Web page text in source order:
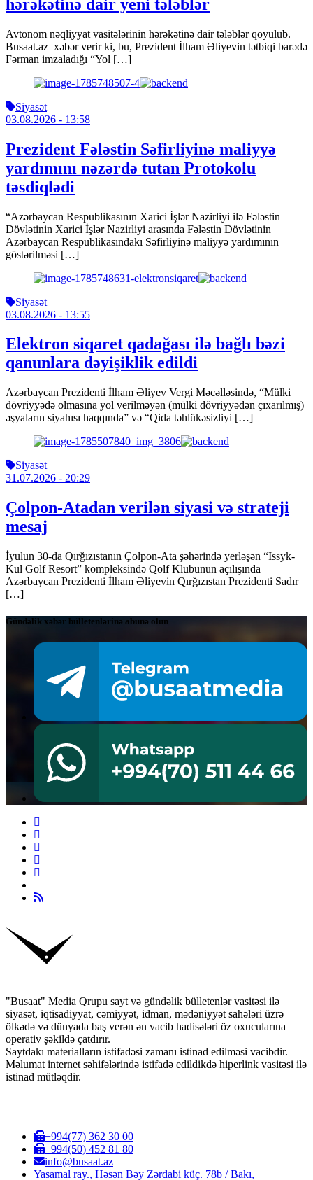
hərəkətinə dair yeni tələblər
Avtonom nəqliyyat vasitələrinin hərəkətinə dair tələblər qoyulub.
Busaat.az xəbər verir ki, bu, Prezident İlham Əliyevin tətbiqi barədə
Fərman imzaladığı “Yol […]
Siyasət
03.08.2026 - 13:58
Prezident Fələstin Səfirliyinə maliyyə
yardımını nəzərdə tutan Protokolu
təsdiqlədi
“Azərbaycan Respublikasının Xarici İşlər Nazirliyi ilə Fələstin
Dövlətinin Xarici İşlər Nazirliyi arasında Fələstin Dövlətinin
Azərbaycan Respublikasındakı Səfirliyinə maliyyə yardımının
göstərilməsi […]
Siyasət
03.08.2026 - 13:55
Elektron siqaret qadağası ilə bağlı bəzi
qanunlara dəyişiklik edildi
Azərbaycan Prezidenti İlham Əliyev Vergi Məcəlləsində, “Mülki
dövriyyədə olmasına yol verilməyən (mülki dövriyyədən çıxarılmış)
əşyaların siyahısı haqqında” və “Qida təhlükəsizliyi […]
Siyasət
31.07.2026 - 20:29
Çolpon-Atadan verilən siyasi və strateji
mesaj
İyulun 30-da Qırğızıstanın Çolpon-Ata şəhərində yerləşən “Issyk-
Kul Golf Resort” kompleksində Qolf Klubunun açılışında
Azərbaycan Prezidenti İlham Əliyevin Qırğızıstan Prezidenti Sadır
[…]
Gündəlik xəbər bülletenlərinə abunə olun
"Busaat" Media Qrupu sayt və gündəlik bülletenlər vasitəsi ilə
siyasət, iqtisadiyyat, cəmiyyət, idman, mədəniyyət sahələri üzrə
ölkədə və dünyada baş verən ən vacib hadisələri öz oxucularına
operativ şəkildə çatdırır.
Saytdakı materialların istifadəsi zamanı istinad edilməsi vacibdir.
Məlumat internet səhifələrində istifadə edildikdə hiperlink vasitəsi ilə
istinad mütləqdir.
+994(77) 362 30 00
+994(50) 452 81 80
info@busaat.az
Yasamal ray., Həsən Bəy Zərdabi küç. 78b / Bakı,